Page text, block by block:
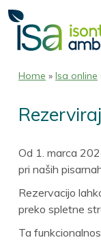
Home » Isa online
Od 1. marca
pri naših
Rezervacijo
preko spletne
Ta